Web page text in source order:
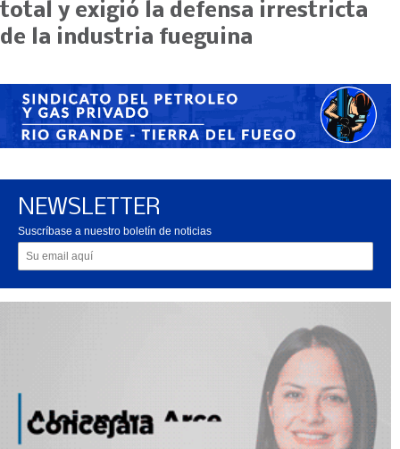
total y exigió la defensa irrestricta
de la industria fueguina
NEWSLETTER
Suscríbase a nuestro boletín de noticias